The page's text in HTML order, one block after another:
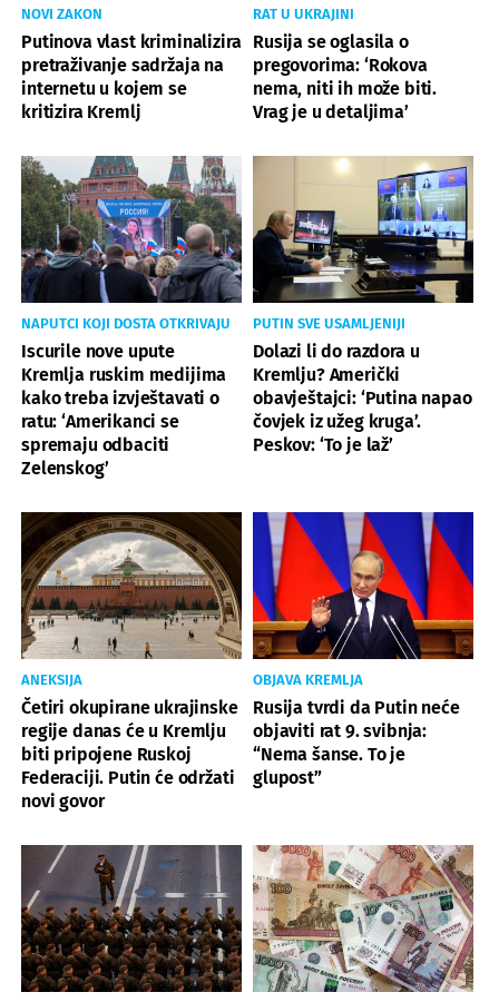
NOVI ZAKON
Putinova vlast kriminalizira
pretraživanje sadržaja na
internetu u kojem se
kritizira Kremlj
RAT U UKRAJINI
Rusija se oglasila o
pregovorima: ‘Rokova
nema, niti ih može biti.
Vrag je u detaljima’
NAPUTCI KOJI DOSTA OTKRIVAJU
Iscurile nove upute
Kremlja ruskim medijima
kako treba izvještavati o
ratu: ‘Amerikanci se
spremaju odbaciti
Zelenskog’
PUTIN SVE USAMLJENIJI
Dolazi li do razdora u
Kremlju? Američki
obavještajci: ‘Putina napao
čovjek iz užeg kruga’.
Peskov: ‘To je laž’
ANEKSIJA
Četiri okupirane ukrajinske
regije danas će u Kremlju
biti pripojene Ruskoj
Federaciji. Putin će održati
novi govor
OBJAVA KREMLJA
Rusija tvrdi da Putin neće
objaviti rat 9. svibnja:
“Nema šanse. To je
glupost”